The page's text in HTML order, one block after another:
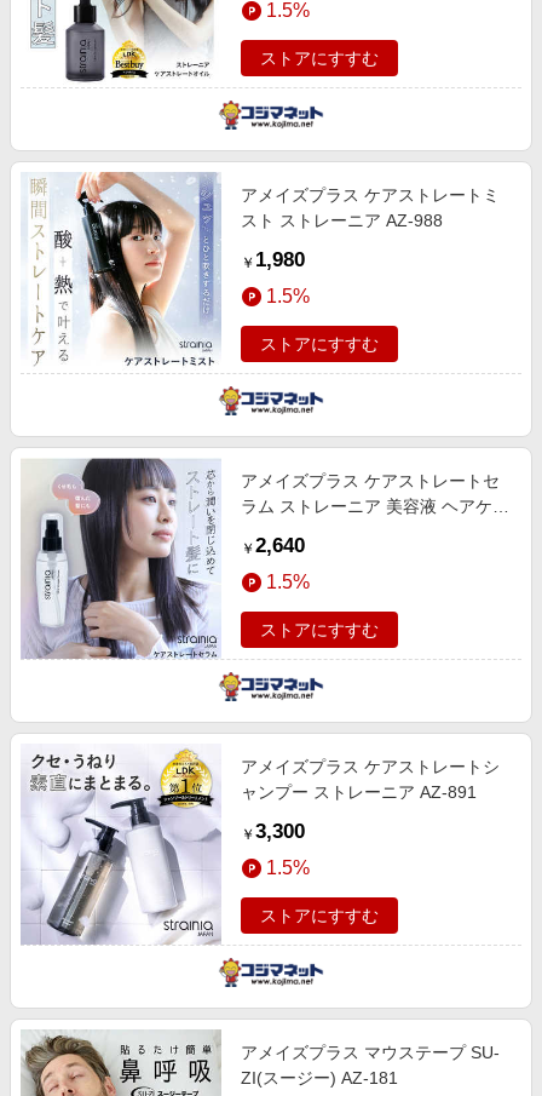
1.5%
ストアにすすむ
アメイズプラス ケアストレートミ
スト ストレーニア AZ-988
￥ 1,980
1.5%
ストアにすすむ
アメイズプラス ケアストレートセ
ラム ストレーニア 美容液 ヘアケア
￥ 2,640
1.5%
ストアにすすむ
アメイズプラス ケアストレートシ
ャンプー ストレーニア AZ-891
￥ 3,300
1.5%
ストアにすすむ
アメイズプラス マウステープ SU-
ZI(スージー) AZ-181